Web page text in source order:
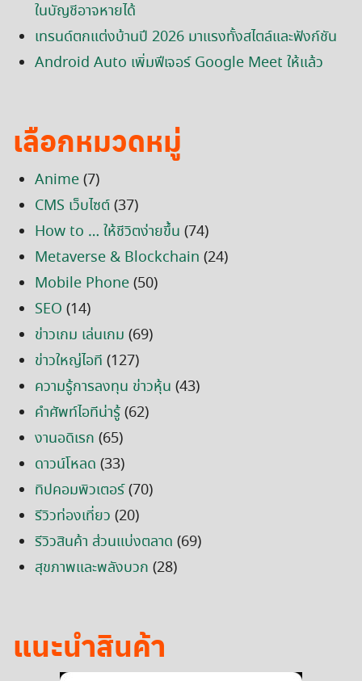
ในบัญชีอาจหายได้
เทรนด์ตกแต่งบ้านปี 2026 มาแรงทั้งสไตล์และฟังก์ชัน
Android Auto เพิ่มฟีเจอร์ Google Meet ให้แล้ว
เลือกหมวดหมู่
Anime(7)
CMS เว็บไซต์(37)
How to … ให้ชีวิตง่ายขึ้น (74)
Metaverse & Blockchain (24)
Mobile Phone(50)
SEO (14)
ข่าวเกม เล่นเกม (69)
ข่าวใหญ่ไอที (127)
ความรู้การลงทุน ข่าวหุ้น (43)
คำศัพท์ไอทีน่ารู้(62)
งานอดิเรก (65)
ดาวน์โหลด (33)
ทิปคอมพิวเตอร์(70)
รีวิวท่องเที่ยว (20)
รีวิวสินค้า ส่วนแบ่งตลาด (69)
สุขภาพและพลังบวก (28)
แนะนำสินค้า